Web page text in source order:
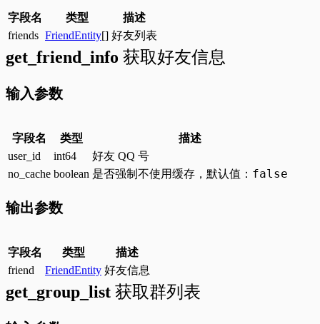
字段名 类型
描述
friends FriendEntity[] 好友列表
get_friend_info 获取好友信息
输入参数
字段名 类型
描述
user_id
int64
好友 QQ 号
no_cache boolean 是否强制不使用缓存，默认值： false
输出参数
字段名 类型
描述
friend
FriendEntity 好友信息
get_group_list 获取群列表